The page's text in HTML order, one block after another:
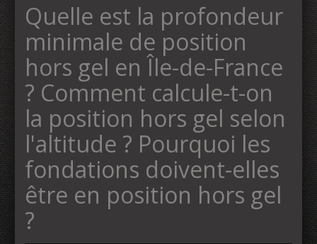
Quelle est la profondeur
minimale de position
hors gel en Île-de-France
?​ Comment calcule-t-on
la position hors gel selon
l'altitude ?​ Pourquoi les
fondations doivent-elles
être en position hors gel
?